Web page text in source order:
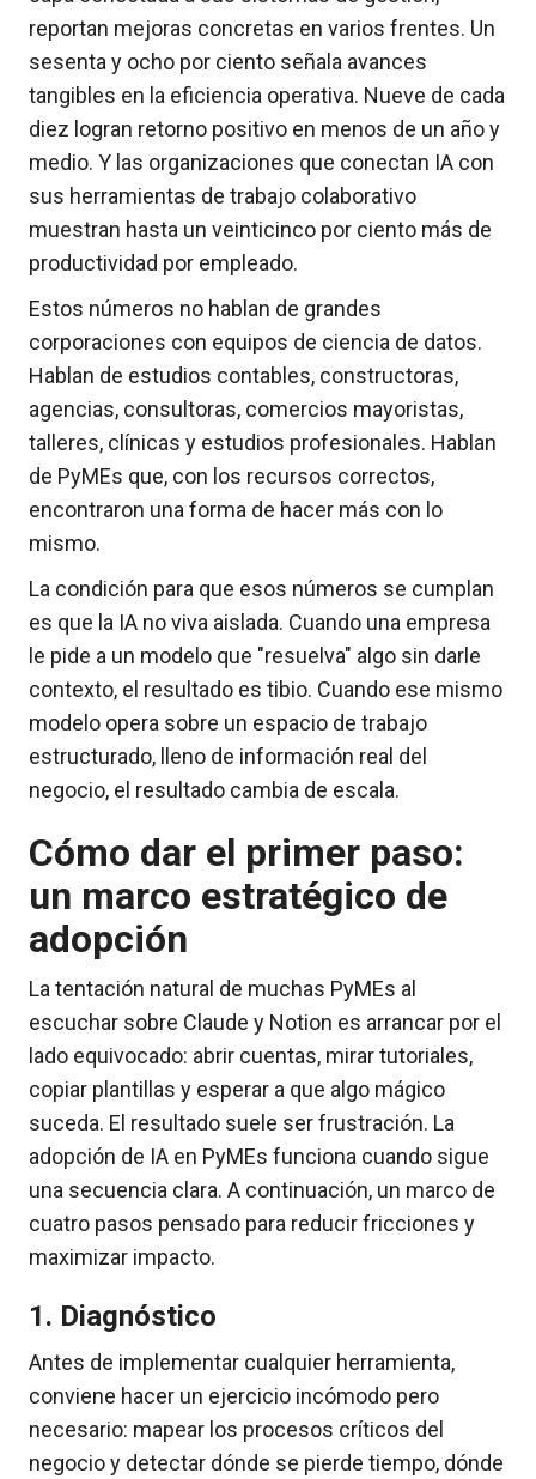
reportan mejoras concretas en varios frentes. Un
sesenta y ocho por ciento señala avances
tangibles en la eficiencia operativa. Nueve de cada
diez logran retorno positivo en menos de un año y
medio. Y las organizaciones que conectan IA con
sus herramientas de trabajo colaborativo
muestran hasta un veinticinco por ciento más de
productividad por empleado.
Estos números no hablan de grandes
corporaciones con equipos de ciencia de datos.
Hablan de estudios contables, constructoras,
agencias, consultoras, comercios mayoristas,
talleres, clínicas y estudios profesionales. Hablan
de PyMEs que, con los recursos correctos,
encontraron una forma de hacer más con lo
mismo.
La condición para que esos números se cumplan
es que la IA no viva aislada. Cuando una empresa
le pide a un modelo que "resuelva" algo sin darle
contexto, el resultado es tibio. Cuando ese mismo
modelo opera sobre un espacio de trabajo
estructurado, lleno de información real del
negocio, el resultado cambia de escala.
Cómo dar el primer paso:
un marco estratégico de
adopción
La tentación natural de muchas PyMEs al
escuchar sobre Claude y Notion es arrancar por el
lado equivocado: abrir cuentas, mirar tutoriales,
copiar plantillas y esperar a que algo mágico
suceda. El resultado suele ser frustración. La
adopción de IA en PyMEs funciona cuando sigue
una secuencia clara. A continuación, un marco de
cuatro pasos pensado para reducir fricciones y
maximizar impacto.
1. Diagnóstico
Antes de implementar cualquier herramienta,
conviene hacer un ejercicio incómodo pero
necesario: mapear los procesos críticos del
negocio y detectar dónde se pierde tiempo, dónde